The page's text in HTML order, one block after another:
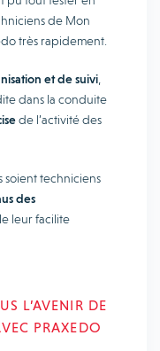
de Mon
très rapidement.
et de suivi
dans la conduite
de l’activité des
soient techniciens
des
leur facilite
L’AVENIR DE
PRAXEDO